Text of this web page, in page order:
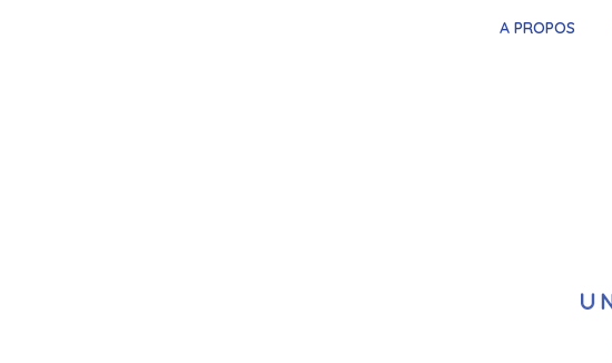
A PROPOS